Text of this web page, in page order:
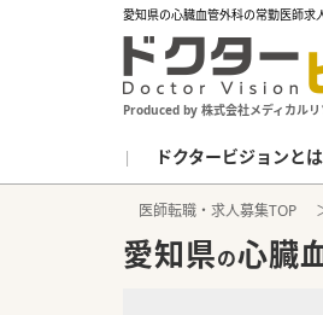
愛知県の心臓血管外科の常勤医師求
Produced by 株式会社メディカルリ
ドクタービジョンとは
医師転職・求人募集TOP
愛知県の心臓